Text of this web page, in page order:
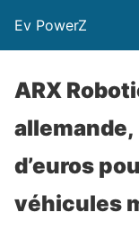
Ev PowerZ
ARX
d’euros
véhicules